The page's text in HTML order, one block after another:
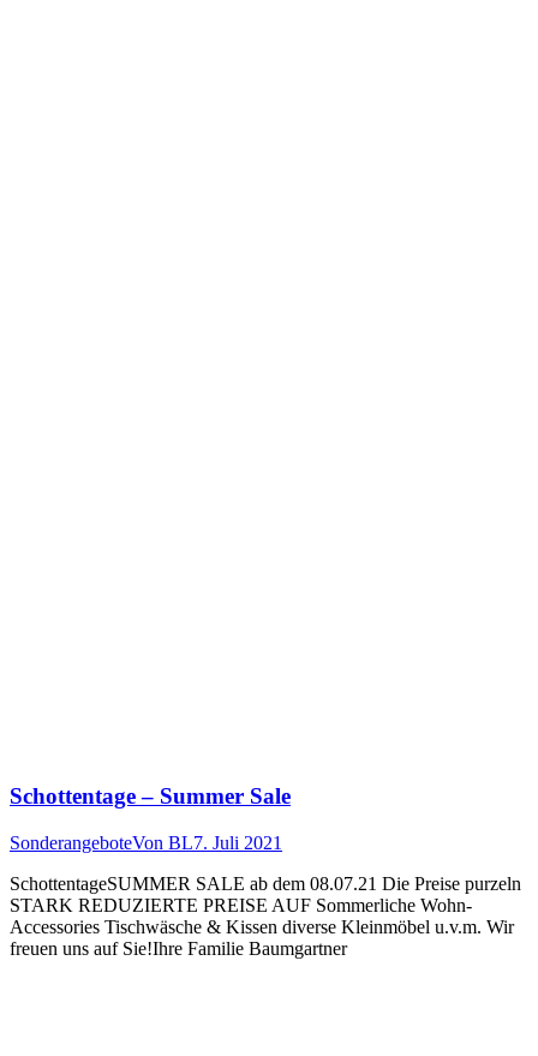
Schottentage – Summer Sale
SonderangeboteVon BL7. Juli 2021
SchottentageSUMMER SALE ab dem 08.07.21 Die Preise purzeln
STARK REDUZIERTE PREISE AUF Sommerliche Wohn-
Accessories Tischwäsche & Kissen diverse Kleinmöbel u.v.m. Wir
freuen uns auf Sie!Ihre Familie Baumgartner